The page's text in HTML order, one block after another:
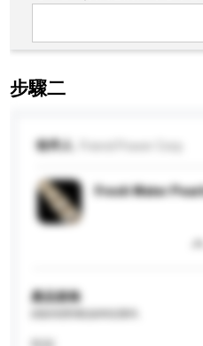
步驟二
收件人
Fresh Water
產品規格